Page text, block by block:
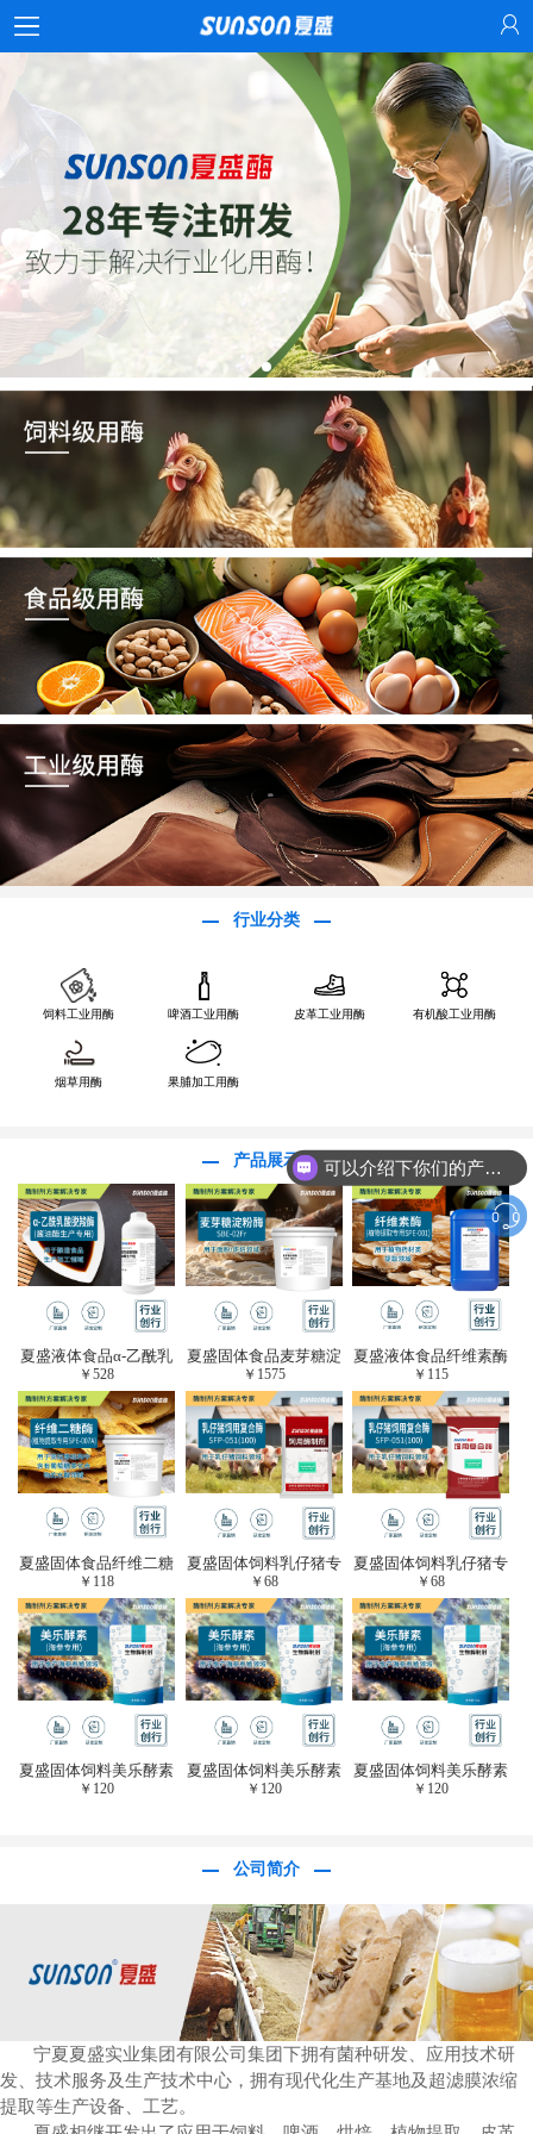
行业分类
饲料工业用酶 啤酒工业用酶 皮革工业用酶 有机酸工业用酶
烟草用酶 果脯加工用酶
产品展示
夏盛液体食品α-乙酰乳
酸脱羧酶(酱油醋生产
专用)FDY-3206
￥528
夏盛固体食品麦芽糖淀
粉酶(烘焙及面粉改良
用酶/发酵类食品可
用)FDG-0012
￥ 1575
夏盛液体食品纤维素酶
(植物提取专用酶/解决
提取液混浊问题/降
黏)FFY-0651
￥ 115
夏盛固体食品纤维二糖
酶(植物提取专用酶/用
于虎杖白藜芦醇提
取)FFG-0656
￥ 118
夏盛固体饲料乳仔猪专
用复合酶SFG-0932
￥ 68
夏盛固体饲料乳仔猪专
用复合酶SFG-0932
￥68
夏盛固体饲料美乐酵素
(水产海参海胆专
￥ 120
夏盛固体饲料美乐酵素
(水产海参海胆专
￥ 120
夏盛固体饲料美乐酵素
(水产海参海胆专
￥ 120
公司简介
宁夏夏盛实业集团有限公司集团下拥有菌种研发、应用技术研
发、技术服务及生产技术中心，拥有现代化生产基地及超滤膜浓缩
提取等生产设备、工艺。
可以介绍下你们的产品么？